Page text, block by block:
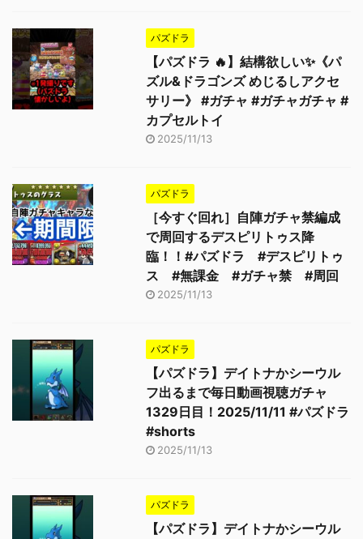
パズドラ
【パズドラ 🔥】結構欲しい✨《パ
ズル&ドラゴンズ めじるしアクセ
サリー》 #ガチャ #ガチャガチャ #
カプセルトイ
2025/11/13
パズドラ
［今すぐ回れ］自陣ガチャ禁編成
で周回するデスピリトゥス降
臨！！#パズドラ #デスピリトゥ
ス #無課金 #ガチャ禁 #周回
2025/11/13
パズドラ
【パズドラ】デイトナかシーウル
フ出るまで毎日動画視聴ガチャ
1329日目！2025/11/11 #パズドラ
#shorts
2025/11/13
パズドラ
【パズドラ】デイトナかシーウル